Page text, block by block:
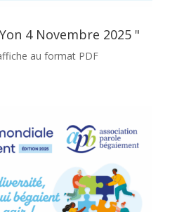
4 Novembre 2025 "
au format PDF